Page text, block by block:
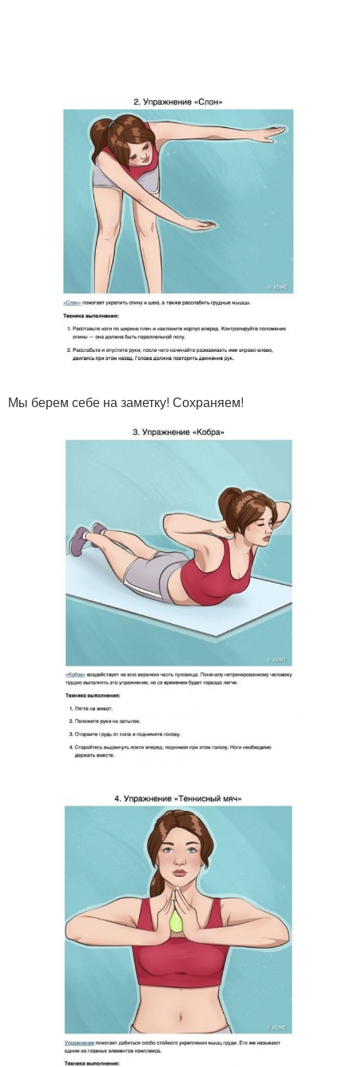
Мы берем себе на заметку! Сохраняем!